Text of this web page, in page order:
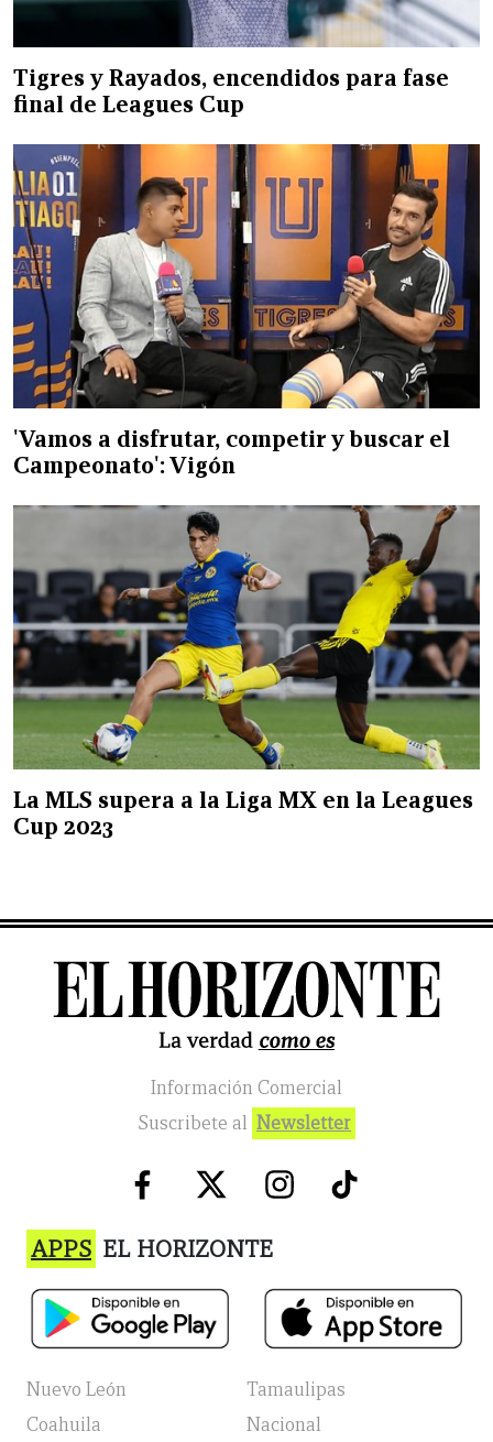
Tigres y Rayados, encendidos para fase
final de Leagues Cup
'Vamos a disfrutar, competir y buscar el
Campeonato': Vigón
La MLS supera a la Liga MX en la Leagues
Cup 2023
Información Comercial
Suscribete al Newsletter
APPS EL HORIZONTE
Nuevo León
Tamaulipas
Coahuila
Nacional